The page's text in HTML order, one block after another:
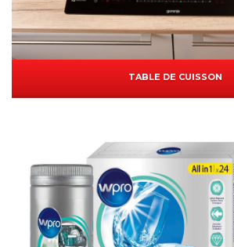
TABLE DE CUISSON